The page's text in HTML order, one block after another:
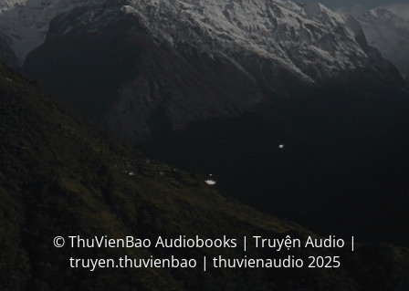
© ThuVienBao Audiobooks | Truyện Audio |
truyen.thuvienbao | thuvienaudio 2025